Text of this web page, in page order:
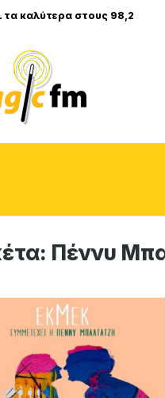
τα καλύτερα στους 98,2
Πέννυ